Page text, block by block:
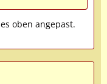
oben angepast.